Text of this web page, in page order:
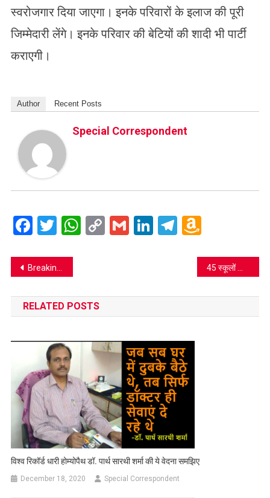
स्वरोजगार दिया जाएगा। इनके परिवारों के इलाज की पूरी
जिम्मेदारी लेंगे। इनके परिवार की बेटियों की शादी भी पार्टी
कराएगी।
Author Recent Posts
Special Correspondent
Facebook
TwitterWhatsApp
CopyGmailLinkedIn
Telegram
List
Post
navigation
Breaking News 14 किशोर अपराधी जंगला तोड़कर फरार, मची खलबली, देखें वीडियो 45 स्कूलों को Covid Free बनाने की तैयारी, जानिए क्या होने जा रहा
RELATED POSTS
विश्व रिकॉर्ड धारी होम्योपैथ डॉ. पार्थ सारथी शर्मा की ये वेदना समझिए
December 18, 2020 Special Correspondent